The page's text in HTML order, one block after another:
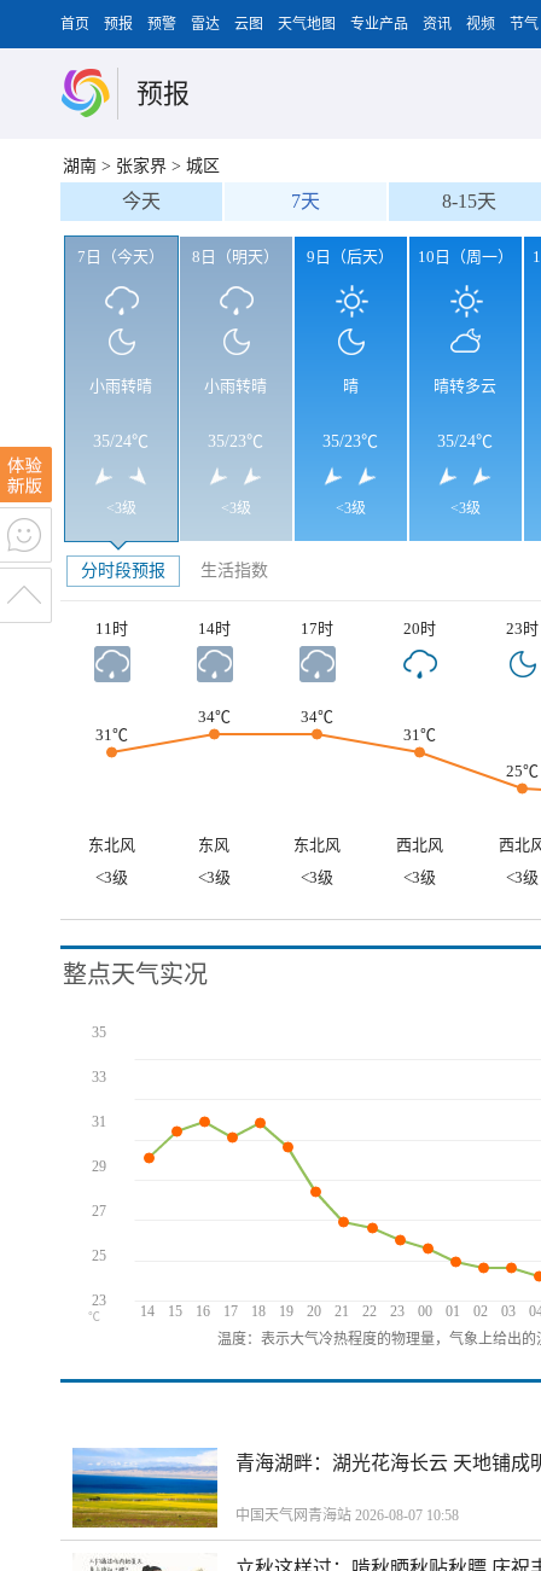
首页 预报 预警 雷达 云图 天气地图 专业产品 资讯 视频 节气
预报
湖南 > 张家界 > 城区
今天 7天 8-15天
7日（今天）
小雨转晴
35/24℃
<3级
8日（明天）
小雨转晴
35/23℃
<3级
9日（后天）
晴
35/23℃
<3级
10日（周一）
晴转多云
35/24℃
<3级
分时段预报 生活指数
11时 14时 17时 20时 23时
31℃
34℃
34℃
31℃
25℃
东北风 东风 东北风 西北风
西北
<3级
<3级 <3级 <3级 <3级
整点天气实况
14 15 16 17 18 19 20 21 22 23 00 01 02 03
35
33
31
29
27
25
23
℃
温度：表示大气冷热程度的物理量，气象上给出
青海湖畔：湖光花海长云 天地铺成
中国天气网青海站 2026-08-07 10:58